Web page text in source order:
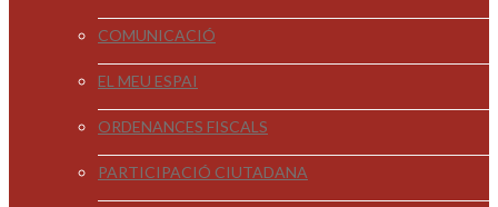
COMUNICACIÓ
EL MEU ESPAI
ORDENANCES FISCALS
PARTICIPACIÓ CIUTADANA